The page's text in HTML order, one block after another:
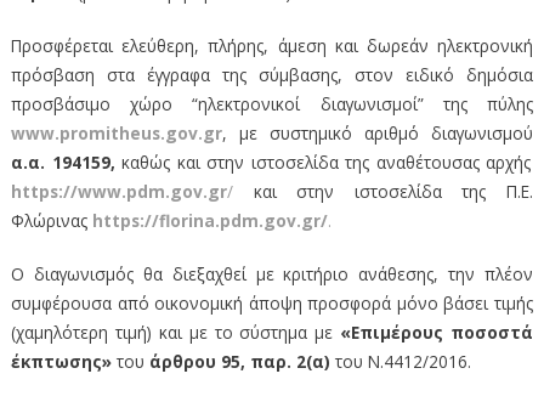
Προσφέρεται ελεύθερη, πλήρης, άμεση και δωρεάν ηλεκτρονική
πρόσβαση στα έγγραφα της σύμβασης, στον ειδικό δημόσια
προσβάσιμο χώρο “ηλεκτρονικοί διαγωνισμοί” της πύλης
www.promitheus.gov.gr, με συστημικό αριθμό διαγωνισμού
α.α. 194159, καθώς και στην ιστοσελίδα της αναθέτουσας αρχής
https://www.pdm.gov.gr/και στην ιστοσελίδα της Π.Ε.
Φλώρινας https://florina.pdm.gov.gr/.
Ο διαγωνισμός θα διεξαχθεί με κριτήριο ανάθεσης, την πλέον
συμφέρουσα από οικονομική άποψη προσφορά μόνο βάσει τιμής
(χαμηλότερη τιμή) και με το σύστημα με «Επιμέρους ποσοστά
έκπτωσης»του άρθρου 95, παρ. 2(α) του Ν.4412/2016.